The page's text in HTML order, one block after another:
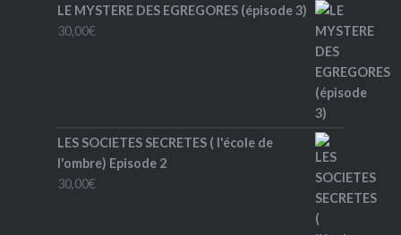
LE MYSTERE DES EGREGORES (épisode 3)
30,00€
LES SOCIETES SECRETES ( l'école de
l'ombre) Episode 2
30,00€